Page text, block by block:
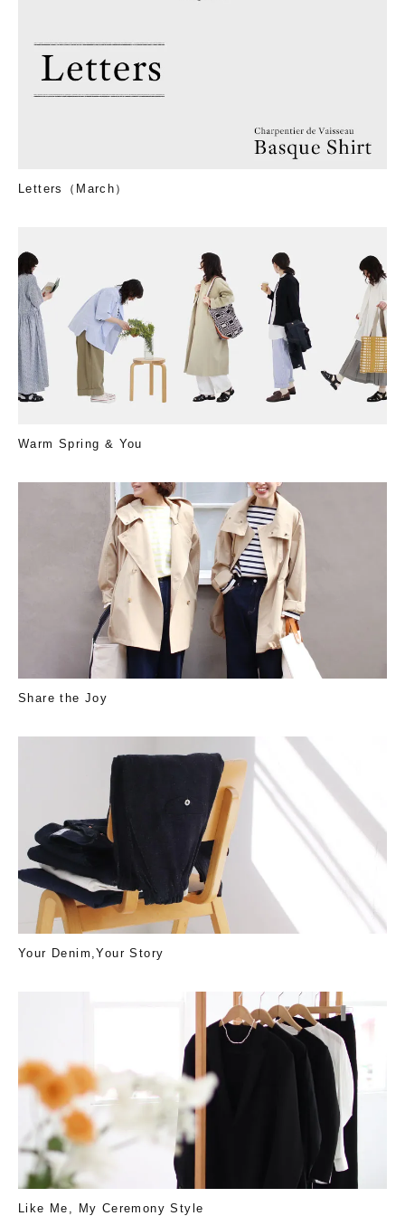
Letters（March）
Warm Spring & You
Share the Joy
Your Denim,Your Story
Like Me, My Ceremony Style